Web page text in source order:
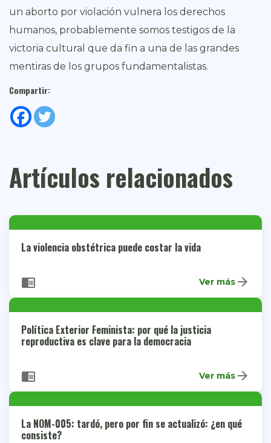
un aborto por violación vulnera los derechos
humanos, probablemente somos testigos de la
victoria cultural que da fin a una de las grandes
mentiras de los grupos fundamentalistas.
Compartir:
Artículos relacionados
La violencia obstétrica puede costar la vida
chrome_reader_mode Ver más arrow_forward
Política Exterior Feminista: por qué la justicia
reproductiva es clave para la democracia
chrome_reader_mode Ver más arrow_forward
La NOM-005: tardó, pero por fin se actualizó: ¿en qué
consiste?